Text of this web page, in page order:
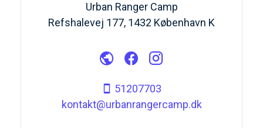
Urban Ranger Camp
Refshalevej 177, 1432 København K
51207703
kontakt@urbanrangercamp.dk